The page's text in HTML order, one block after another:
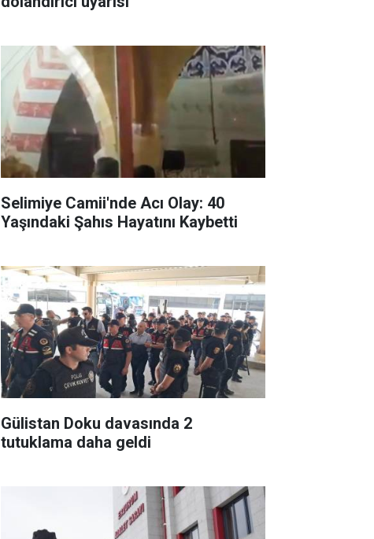
Selimiye Camii'nde Acı Olay: 40
Yaşındaki Şahıs Hayatını Kaybetti
Gülistan Doku davasında 2
tutuklama daha geldi